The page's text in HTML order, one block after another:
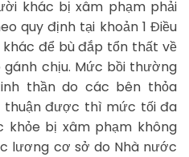
khác bị xâm phạm phải
quy định tại khoản 1 Điều
để bù đắp tổn thất về
chịu. Mức bồi thường
thần do các bên thỏa
thuận được thì mức tối đa
bị xâm phạm không
lương cơ sở do Nhà nước